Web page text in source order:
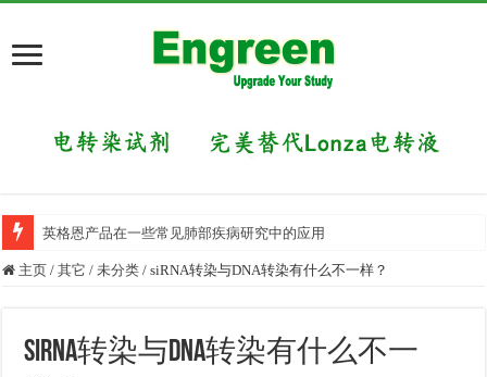
英格恩产品在一些常见肺部疾病研究中的应用
主页 / 其它 / 未分类 / siRNA转染与DNA转染有什么不一样？
siRNA转染与DNA转染有什么不一